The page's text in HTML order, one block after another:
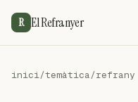
R El Refranyer
inici/temàtica/refrany